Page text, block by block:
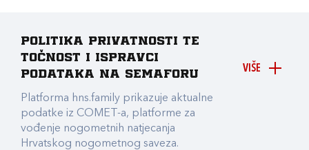
VIŠE
Politika privatnosti te
točnost i ispravci
podataka na Semaforu
Platforma hns.family prikazuje aktualne
podatke iz COMET-a, platforme za
vođenje nogometnih natjecanja
Hrvatskog nogometnog saveza.